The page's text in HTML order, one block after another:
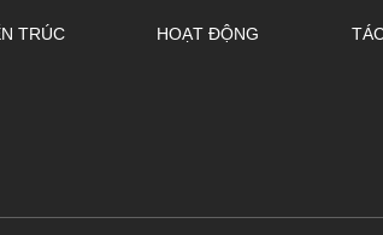
TRÚC HOẠT ĐỘNG